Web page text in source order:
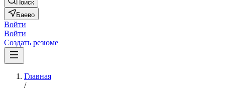
Поиск
Баево
Войти
Войти
Создать резюме
Главная
/